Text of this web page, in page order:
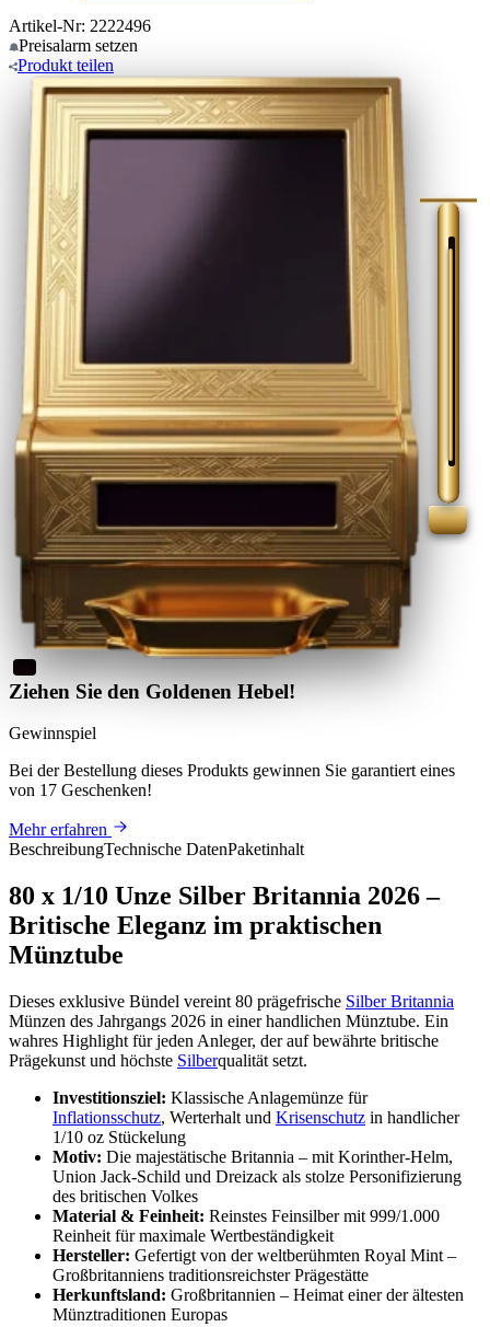
Artikel-Nr: 2222496
Preisalarm setzen
Produkt teilen
Ziehen Sie den Goldenen Hebel!
Gewinnspiel
Bei der Bestellung dieses Produkts gewinnen Sie garantiert eines
von 17 Geschenken!
Mehr erfahren
BeschreibungTechnische DatenPaketinhalt
80 x 1/10 Unze Silber Britannia 2026 –
Britische Eleganz im praktischen
Münztube
Dieses exklusive Bündel vereint 80 prägefrische Silber Britannia
Münzen des Jahrgangs 2026 in einer handlichen Münztube. Ein
wahres Highlight für jeden Anleger, der auf bewährte britische
Prägekunst und höchste Silberqualität setzt.
Investitionsziel: Klassische Anlagemünze für
Inflationsschutz, Werterhalt und Krisenschutz in handlicher
1/10 oz Stückelung
Motiv: Die majestätische Britannia – mit Korinther-Helm,
Union Jack-Schild und Dreizack als stolze Personifizierung
des britischen Volkes
Material & Feinheit: Reinstes Feinsilber mit 999/1.000
Reinheit für maximale Wertbeständigkeit
Hersteller: Gefertigt von der weltberühmten Royal Mint –
Großbritanniens traditionsreichster Prägestätte
Herkunftsland: Großbritannien – Heimat einer der ältesten
Münztraditionen Europas